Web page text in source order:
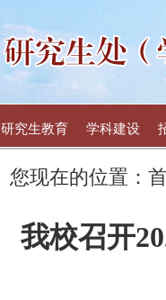
研究生教育 学科建设
您现在的位置：
我校召开